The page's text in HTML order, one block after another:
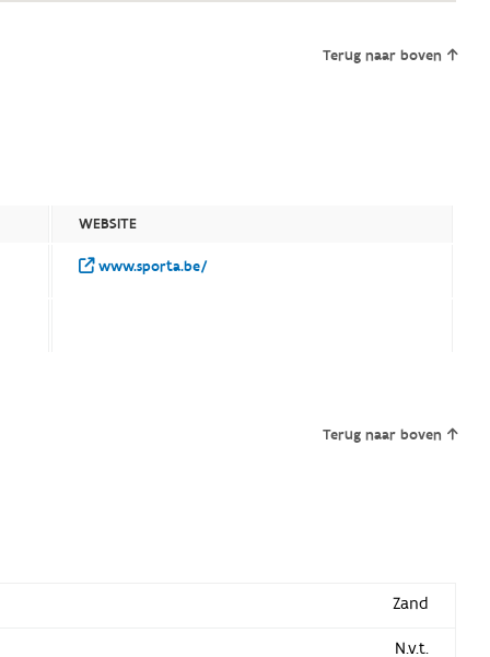
Terug naar boven
WEBSITE
www.sporta.be/
Terug naar boven
Zand
N.v.t.